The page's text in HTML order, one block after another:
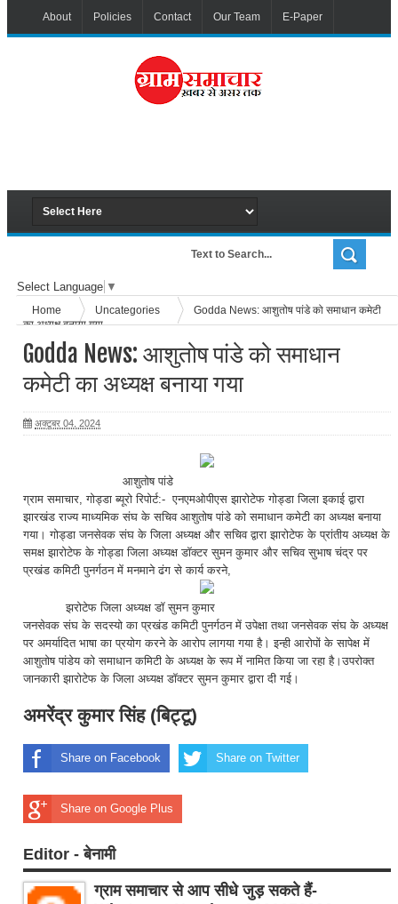
About Policies Contact Our Team E-Paper
Select Language ▼
Home Uncategories
Godda News: आशुतोष पांडे को समाधान कमेटी
का अध्यक्ष बनाया गया
Godda News: आशुतोष पांडे को समाधान
कमेटी का अध्यक्ष बनाया गया
अक्टूबर 04, 2024
आशुतोष पांडे
ग्राम समाचार, गोड्डा ब्यूरो रिपोर्ट:- एनएमओपीएस झारोटेफ गोड्डा जिला इकाई द्वारा
झारखंड राज्य माध्यमिक संघ के सचिव आशुतोष पांडे को समाधान कमेटी का अध्यक्ष बनाया
गया। गोड्डा जनसेवक संघ के जिला अध्यक्ष और सचिव द्वारा झारोटेफ के प्रांतीय अध्यक्ष के
समक्ष झारोटेफ के गोड्डा जिला अध्यक्ष डॉक्टर सुमन कुमार और सचिव सुभाष चंद्र पर
प्रखंड कमिटी पुनर्गठन में मनमाने ढंग से कार्य करने,
झरोटेफ जिला अध्यक्ष डॉ सुमन कुमार
जनसेवक संघ के सदस्यो का प्रखंड कमिटी पुनर्गठन में उपेक्षा तथा जनसेवक संघ के अध्यक्ष
पर अमर्यादित भाषा का प्रयोग करने के आरोप लागया गया है। इन्ही आरोपों के सापेक्ष में
आशुतोष पांडेय को समाधान कमिटी के अध्यक्ष के रूप में नामित किया जा रहा है।उपरोक्त
जानकारी झारोटेफ के जिला अध्यक्ष डॉक्टर सुमन कुमार द्वारा दी गई।
अमरेंद्र कुमार सिंह (बिट्टू)
Share on Facebook Share on Twitter
Share on Google Plus
Editor - बेनामी
ग्राम समाचार से आप सीधे जुड़ सकते हैं-